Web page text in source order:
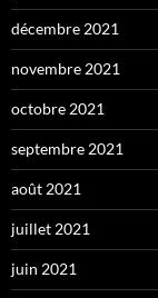
décembre 2021
novembre 2021
octobre 2021
septembre 2021
août 2021
juillet 2021
juin 2021